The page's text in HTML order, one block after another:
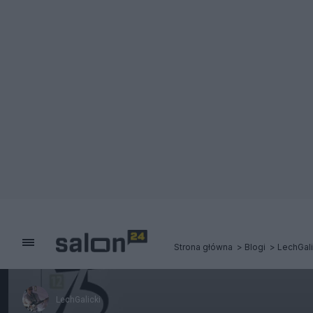
Strona główna Blogi
LechGalicki